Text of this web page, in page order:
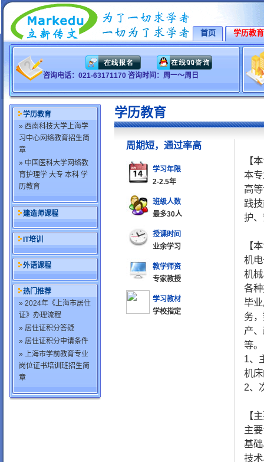
首页 学历教育
咨询电话：021-63171170 咨询时间：周一～周日
学历教育
» 西南科技大学上海学
习中心网络教育招生简
章
» 中国医科大学网络教
育护理学 大专 本科 学
历教育
建造师课程
IT培训
外语课程
热门推荐
» 2024年《上海市居住
证》办理流程
» 居住证积分答疑
» 居住证积分申请条件
» 上海市学前教育专业
岗位证书培训班招生简
章
学历教育
周期短，通过率高
学习年限
2-2.5年
班级人数
最多30人
授课时间
业余学习
教学师资
专家教授
学习教材
学校指定
【
本
高
践
护
【
机
机
各
毕
务
产
等。
1、
机
2、
【
主
基
技